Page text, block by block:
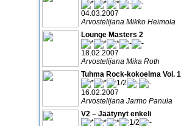
04.03.2007
Arvostelijana Mikko Heimola
Lounge Masters 2
18.02.2007
Arvostelijana Mika Roth
Tuhma Rock-kokoelma Vol. 1
16.02.2007
Arvostelijana Jarmo Panula
V2 – Jäätynyt enkeli